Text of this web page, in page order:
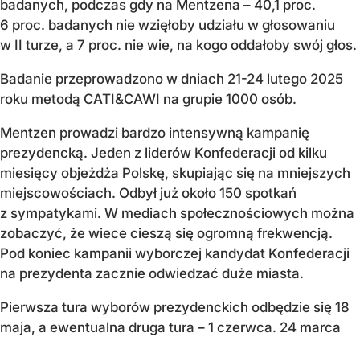
badanych, podczas gdy na Mentzena – 40,1 proc.
6 proc. badanych nie wzięłoby udziału w głosowaniu
w II turze, a 7 proc. nie wie, na kogo oddałoby swój głos.
Badanie przeprowadzono w dniach 21-24 lutego 2025
roku metodą CATI&CAWI na grupie 1000 osób.
Mentzen prowadzi bardzo intensywną kampanię
prezydencką. Jeden z liderów Konfederacji od kilku
miesięcy objeżdża Polskę, skupiając się na mniejszych
miejscowościach. Odbył już około 150 spotkań
z sympatykami. W mediach społecznościowych można
zobaczyć, że wiece cieszą się ogromną frekwencją.
Pod koniec kampanii wyborczej kandydat Konfederacji
na prezydenta zacznie odwiedzać duże miasta.
Pierwsza tura wyborów prezydenckich odbędzie się 18
maja, a ewentualna druga tura – 1 czerwca. 24 marca